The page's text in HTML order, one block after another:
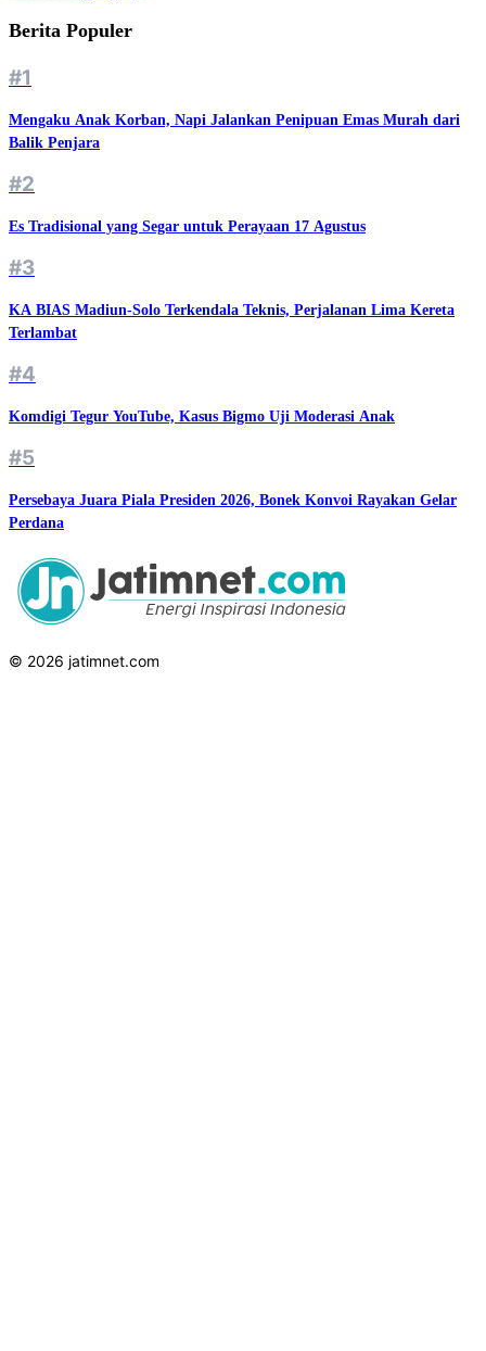
Berita Populer
#1
Mengaku Anak Korban, Napi Jalankan Penipuan Emas Murah dari
Balik Penjara
#2
Es Tradisional yang Segar untuk Perayaan 17 Agustus
#3
KA BIAS Madiun-Solo Terkendala Teknis, Perjalanan Lima Kereta
Terlambat
#4
Komdigi Tegur YouTube, Kasus Bigmo Uji Moderasi Anak
#5
Persebaya Juara Piala Presiden 2026, Bonek Konvoi Rayakan Gelar
Perdana
© 2026 jatimnet.com